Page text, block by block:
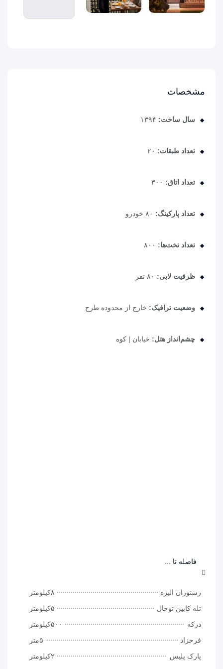
ابزارهای کاربردی می باشد، کتابهای زیادی در شصت و سه درصد
زمان مورد نیاز شامل حروفچینی دستاوردهای اصلی، و جوابگوی
مشخصات
سال ساخت: ۱۳۹۴
تعداد طبقات: ۲۰
تعداد اتاق: ۳۰۰
تعداد پارکینگ: ۸۰ خودرو
تعداد تخت‌ها: ۸۰۰
ظرفیت لابی: ۸۰ نفر
وضعیت ترافیک: خارج از محدوده طرح
چشم‌انداز هتل: خیابان | کوه
فاصله تا ...
رستوران الیزه
۸کیلومتر
تله کابین توچال
۵کیلومتر
درکه
۵۰۰کیلومتر
فرحزاد
۵متر
پارک پلیس
۲کیلومتر